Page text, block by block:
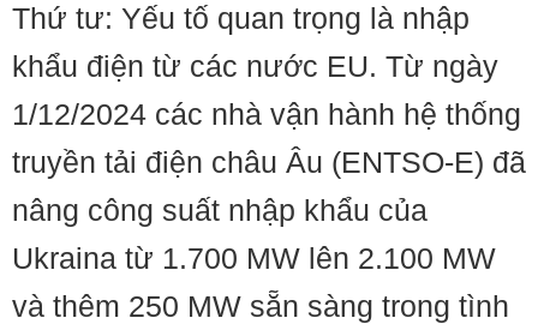
Thứ tư: Yếu tố quan trọng là nhập
khẩu điện từ các nước EU. Từ ngày
1/12/2024 các nhà vận hành hệ thống
truyền tải điện châu Âu (ENTSO-E) đã
nâng công suất nhập khẩu của
Ukraina từ 1.700 MW lên 2.100 MW
và thêm 250 MW sẵn sàng trong tình